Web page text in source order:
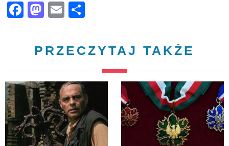
Facebook
Mastodon
Email
PRZECZYTAJ TAKŻE